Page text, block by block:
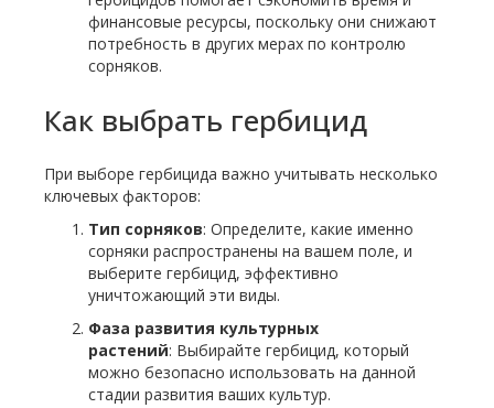
финансовые ресурсы, поскольку они снижают
потребность в других мерах по контролю
сорняков.
Как выбрать гербицид
При выборе гербицида важно учитывать несколько
ключевых факторов:
Тип сорняков: Определите, какие именно
сорняки распространены на вашем поле, и
выберите гербицид, эффективно
уничтожающий эти виды.
Фаза развития культурных
растений: Выбирайте гербицид, который
можно безопасно использовать на данной
стадии развития ваших культур.